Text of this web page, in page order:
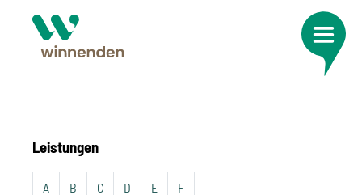
Leistungen
A B C D E F